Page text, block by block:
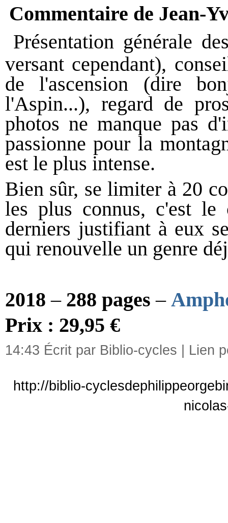
Commentaire de Jean-
Présentation générale
versant cependant),
de l'ascension (dire
l'Aspin...), regard de
photos ne manque pas
passionne pour la
est le plus intense.
Bien sûr, se limiter à 20
les plus connus, c'est
derniers justifiant à eux
qui renouvelle un genre
2018 – 288 pages –
Prix : 29,95 €
14:43 Écrit par Biblio-cycles | Lien
http://biblio-